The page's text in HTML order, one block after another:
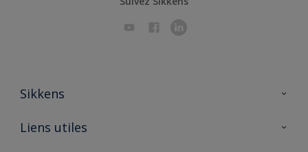
Sikkens
A propos de Sikkens
Liens utiles